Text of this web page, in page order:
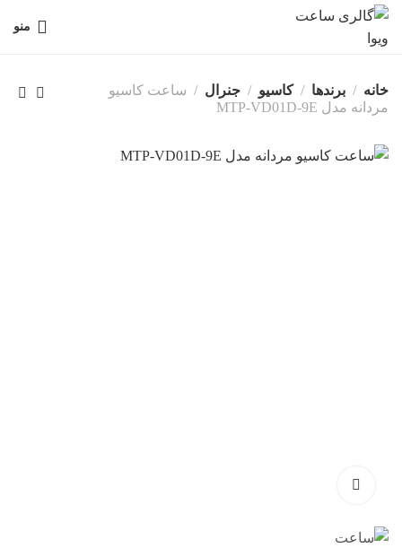
منو
خانه برندها کاسیو جنرال
ساعت کاسیو
مردانه مدل MTP-VD01D-9E